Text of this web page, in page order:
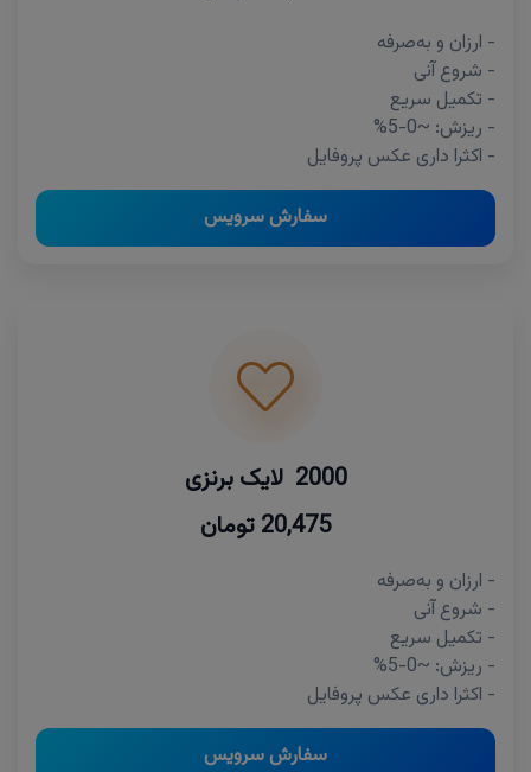
- ارزان و به‌صرفه
- شروع آنی
- تکمیل سریع
- ریزش: ~0-5%
- اکثرا داری عکس پروفایل
سفارش سرویس
2000 لایک برنزی
20,475 تومان
- ارزان و به‌صرفه
- شروع آنی
- تکمیل سریع
- ریزش: ~0-5%
- اکثرا داری عکس پروفایل
سفارش سرویس